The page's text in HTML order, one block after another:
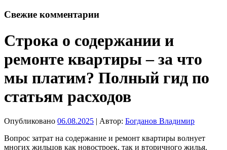
Свежие комментарии
Строка о содержании и
ремонте квартиры – за что
мы платим? Полный гид по
статьям расходов
Опубликовано 06.08.2025 | Автор: Богданов Владимир
Вопрос затрат на содержание и ремонт квартиры волнует
многих жильцов как новостроек, так и вторичного жилья.